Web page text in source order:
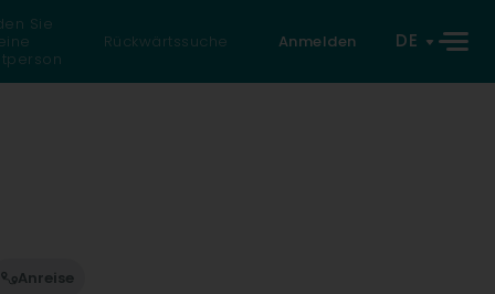
Sie
Rückwärtssuche Anmelden DE
Anreise